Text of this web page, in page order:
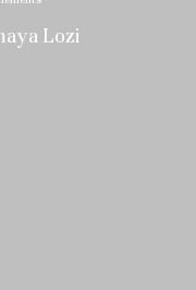
Lozi